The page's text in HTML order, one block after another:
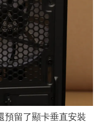
留了顯卡垂直安裝